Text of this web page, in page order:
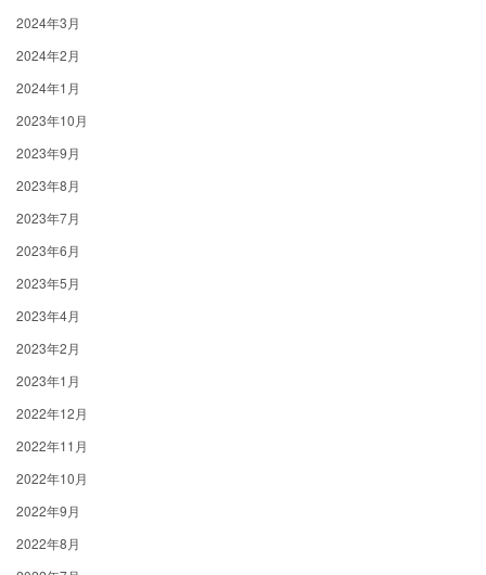
2024年3月
2024年2月
2024年1月
2023年10月
2023年9月
2023年8月
2023年7月
2023年6月
2023年5月
2023年4月
2023年2月
2023年1月
2022年12月
2022年11月
2022年10月
2022年9月
2022年8月